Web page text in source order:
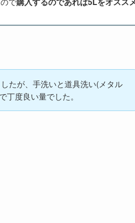
たが、手洗いと道具洗い(メタル
丁度良い量でした。